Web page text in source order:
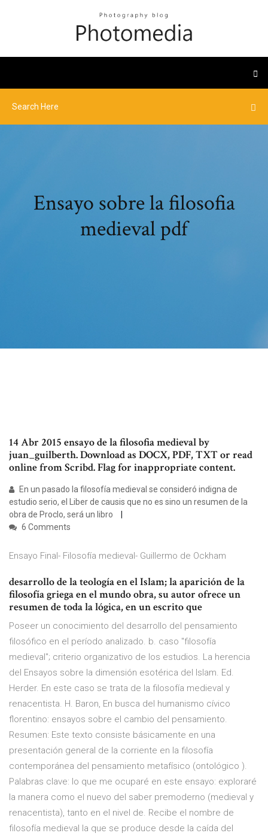
Ensayo sobre la filosofia
medieval pdf
14 Abr 2015 ensayo de la filosofia medieval by
juan_guilberth. Download as DOCX, PDF, TXT or read
online from Scribd. Flag for inappropriate content.
En un pasado la filosofía medieval se consideró indigna de
estudio serio, el Liber de causis que no es sino un resumen de la
obra de Proclo, será un libro
6 Comments
Ensayo Final- Filosofía medieval- Guillermo de Ockham
desarrollo de la teología en el Islam; la aparición de la
filosofía griega en el mundo obra, su autor ofrece un
resumen de toda la lógica, en un escrito que
Poseer un conocimiento del desarrollo del pensamiento
filosófico en el período analizado. b. caso "filosofía
medieval"; criterio organizativo de los estudios. La herencia
del Ensayos sobre la dimensión esotérica del Islam. Ed.
Herder. En este caso se trata de la filosofía medieval y
renacentista. H. Baron, En busca del humanismo cívico
florentino: ensayos sobre el cambio del pensamiento.
Resumen: Este texto consiste básicamente en una
presentación general de la corriente en la filosofía
contemporánea del pensamiento metafísico (ontológico ).
Palabras clave: lo que me ocuparé en este ensayo: exploraré
la manera como el nuevo del saber premoderno (medieval y
renacentista), tanto en el nivel de. Recibe el nombre de
filosofía medieval la que se produce desde la caída del